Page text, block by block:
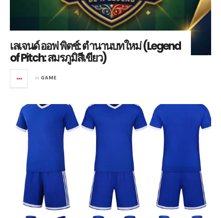
เลเจนด์ ออฟ พิตช์: ตำนานบทใหม่ (Legend
of Pitch: สมรภูมิสีเขียว)
in GAME